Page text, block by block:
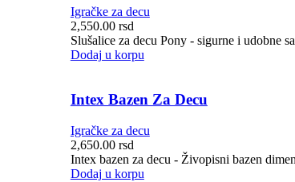
Igračke za decu
2,550.00 rsd
Slušalice za decu Pony - sigurne i udobne
Dodaj u korpu
Intex Bazen Za Decu
Igračke za decu
2,650.00 rsd
Intex bazen za decu - Živopisni bazen
Dodaj u korpu